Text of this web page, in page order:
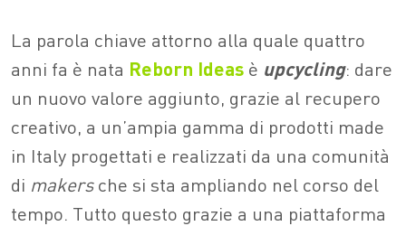
La parola chiave attorno alla quale quattro
anni fa è nata Reborn Ideas è upcycling: dare
un nuovo valore aggiunto, grazie al recupero
creativo, a un’ampia gamma di prodotti made
in Italy progettati e realizzati da una comunità
di makersche si sta ampliando nel corso del
tempo. Tutto questo grazie a una piattaforma